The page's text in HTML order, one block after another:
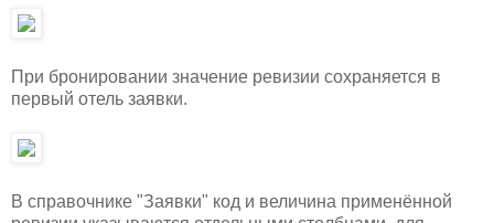
При бронировании значение ревизии сохраняется в
первый отель заявки.
В справочнике "Заявки" код и величина применённой